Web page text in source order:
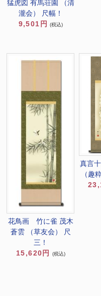
猛虎図 有馬荘園 （清
瀧会） 尺幅！
9,501円
(税込)
花鳥画 竹に雀 茂木
蒼雲 （草友会） 尺
三！
15,620円
(税込)
真言
（趣